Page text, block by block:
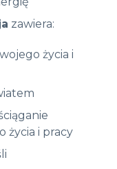
zawiera:
życia i
życia i pracy